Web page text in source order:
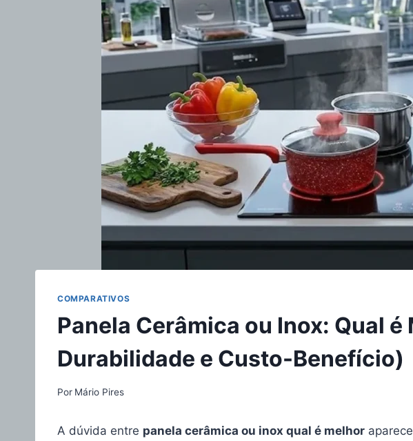
COMPARATIVOS
Panela Cerâmica ou Inox: Qual
Durabilidade e Custo-Benefício)
Por Mário Pires
A dúvida entre panela cerâmica ou inox qual é melhor